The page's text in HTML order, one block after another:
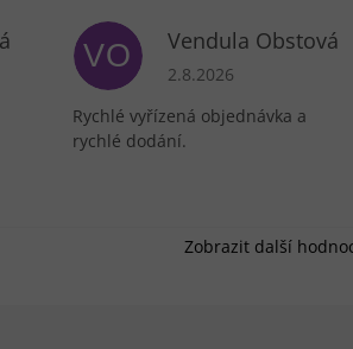
5 z 5 hvězdiček.
VO Vendula Obstová
Hodnocení obchodu je
2.8.2026
Rychlé vyřízená objednávka a
rychlé dodání.
Zobrazit další